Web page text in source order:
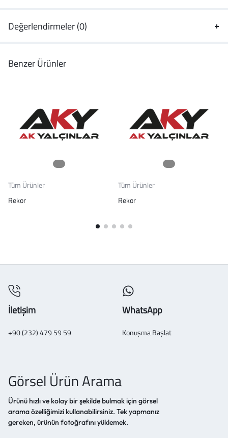
Değerlendirmeler (0)
Benzer Ürünler
Tüm Ürünler
Rekor
Tüm Ürünler
Rekor
İletişim
+90 (232) 479 59 59
WhatsApp
Konuşma Başlat
Görsel Ürün Arama
Ürünü hızlı ve kolay bir şekilde bulmak için görsel
arama özelliğimizi kullanabilirsiniz. Tek yapmanız
gereken, ürünün fotoğrafını yüklemek.